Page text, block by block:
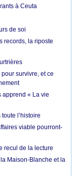
à Ceuta
de soi
records, la riposte
survivre, et ce
apprend « La vie
l’histoire
viable pourront-
recul de la lecture
Maison-Blanche et la